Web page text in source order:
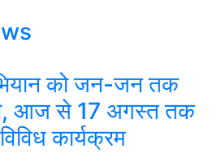
को जन-जन तक
आज से 17 अगस्त तक
कार्यक्रम